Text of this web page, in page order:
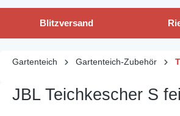
Blitzversand
Gartenteich Gartenteich-Zubehör
JBL Teichkescher S